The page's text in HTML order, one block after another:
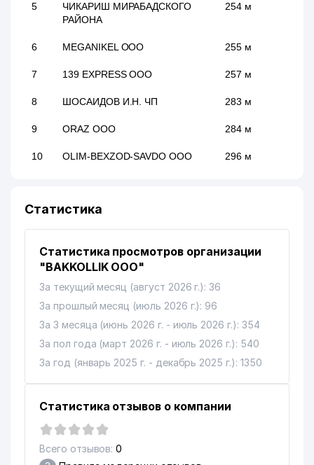
5
ЧИКАРИШ МИРАБАДСКОГО
РАЙОНА
254 м
6 MEGANIKEL ООО 255 м
7 139 EXPRESS ООО 257 м
8 ШОСАИДОВ И.Н. ЧП 283 м
9 ORAZ ООО 284 м
10 OLIM-BEXZOD-SAVDO ООО 296 м
13 MIRANDOR SERVICE ООО 303 м
15 FITRAT KOMMUNALCHI ТЧСЖ
AVISA MED SERVIS ООО 328 м
17 MIRODIL BEZAK SERVIS ООО 330 м
18 LIRRON DESIGN ООО 332 м
ЧП
20 DAVRON ASIL SAVDO ООО
Статистика
Статистика просмотров организации
"BAKKOLLIK ООО"
За текущий месяц (август 2026 г.): 36
За прошлый месяц (июль 2026 г.): 96
За 3 месяца (июнь 2026 г. - июль 2026 г.): 354
За пол года (март 2026 г. - июль 2026 г.): 540
За год (январь 2025 г. - декабрь 2025 г.): 1350
Статистика отзывов о компании
Всего отзывов: 0